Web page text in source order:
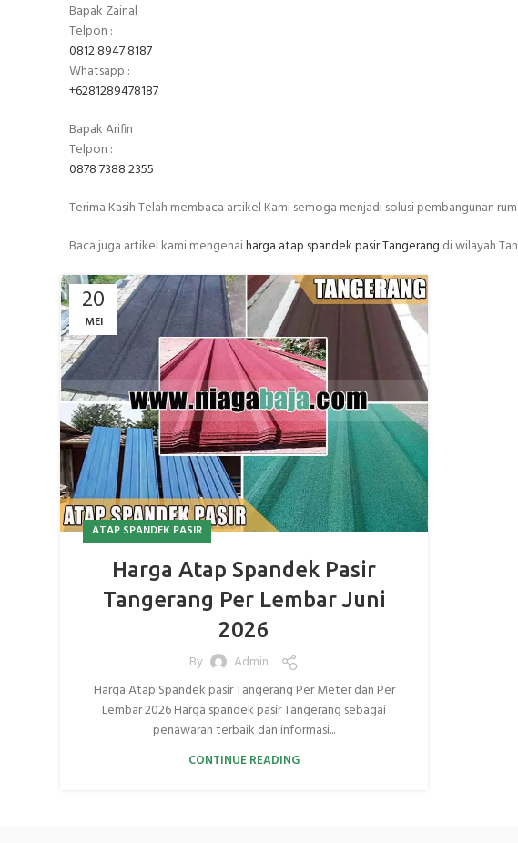
Bapak Zainal
Telpon :
0812 8947 8187
Whatsapp :
+6281289478187
Bapak Arifin
Telpon :
0878 7388 2355
Terima Kasih Telah membaca artikel Kami semoga menjadi solusi pembangunan
Baca juga artikel kami mengenaiharga atap spandek pasir Tangerang di wilayah
20
MEI
ATAP SPANDEK PASIR
Harga Atap Spandek Pasir
Tangerang Per Lembar Juni
2026
By
Admin
Harga Atap Spandek pasir Tangerang Per Meter dan Per
Lembar 2026 Harga spandek pasir Tangerang sebagai
penawaran terbaik dan informasi...
CONTINUE READING